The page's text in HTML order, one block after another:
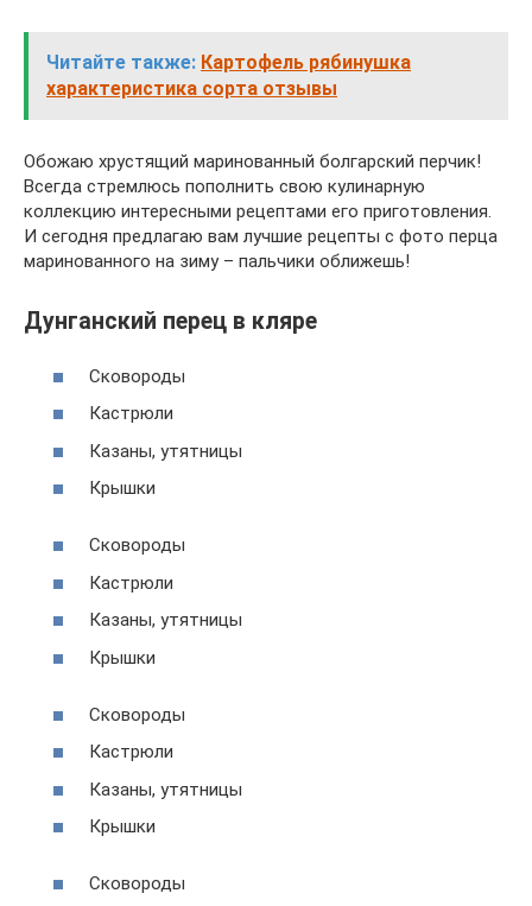
Читайте также: Картофель рябинушка
характеристика сорта отзывы
Обожаю хрустящий маринованный болгарский перчик!
Всегда стремлюсь пополнить свою кулинарную
коллекцию интересными рецептами его приготовления.
И сегодня предлагаю вам лучшие рецепты с фото перца
маринованного на зиму – пальчики оближешь!
Дунганский перец в кляре
Сковороды
Кастрюли
Казаны, утятницы
Крышки
Сковороды
Кастрюли
Казаны, утятницы
Крышки
Сковороды
Кастрюли
Казаны, утятницы
Крышки
Сковороды